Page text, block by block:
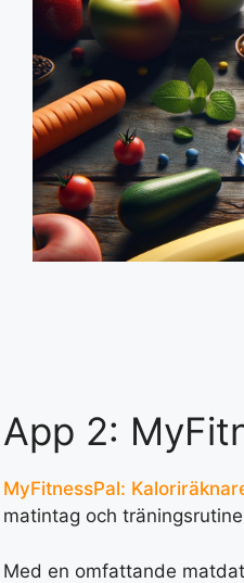
App 2:
MyFitnessPal:
matintag och
Med en omfattande